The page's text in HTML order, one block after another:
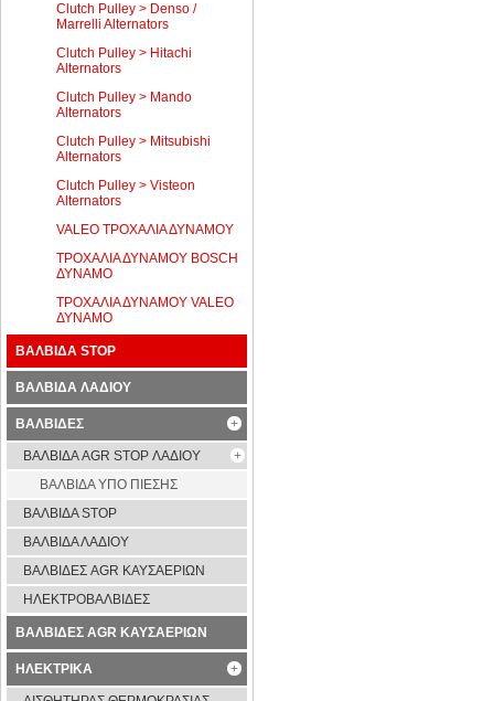
Clutch Pulley > Denso /
Marrelli Alternators
Clutch Pulley > Hitachi
Alternators
Clutch Pulley > Mando
Alternators
Clutch Pulley > Mitsubishi
Alternators
Clutch Pulley > Visteon
Alternators
VALEO ΤΡΟΧΑΛΙΑ ΔΥΝΑΜΟΥ
ΤΡΟΧΑΛΙΑ ΔΥΝΑΜΟΥ BOSCH
ΔΥΝΑΜΟ
ΤΡΟΧΑΛΙΑ ΔΥΝΑΜΟΥ VALEO
ΔΥΝΑΜΟ
ΒΑΛΒΙΔΑ STOP
ΒΑΛΒΙΔΑ ΛΑΔΙΟΥ
ΒΑΛΒΙΔΕΣ
ΒΑΛΒΙΔΑ AGR STOP ΛΑΔΙΟΥ
ΒΑΛΒΙΔΑ ΥΠΟ ΠΙΕΣΗΣ
ΒΑΛΒΙΔΑ STOP
ΒΑΛΒΙΔΑ ΛΑΔΙΟΥ
ΒΑΛΒΙΔΕΣ AGR ΚΑΥΣΑΕΡΙΩΝ
ΗΛΕΚΤΡΟΒΑΛΒΙΔΕΣ
ΒΑΛΒΙΔΕΣ AGR ΚΑΥΣΑΕΡΙΩΝ
ΗΛΕΚΤΡΙΚΑ